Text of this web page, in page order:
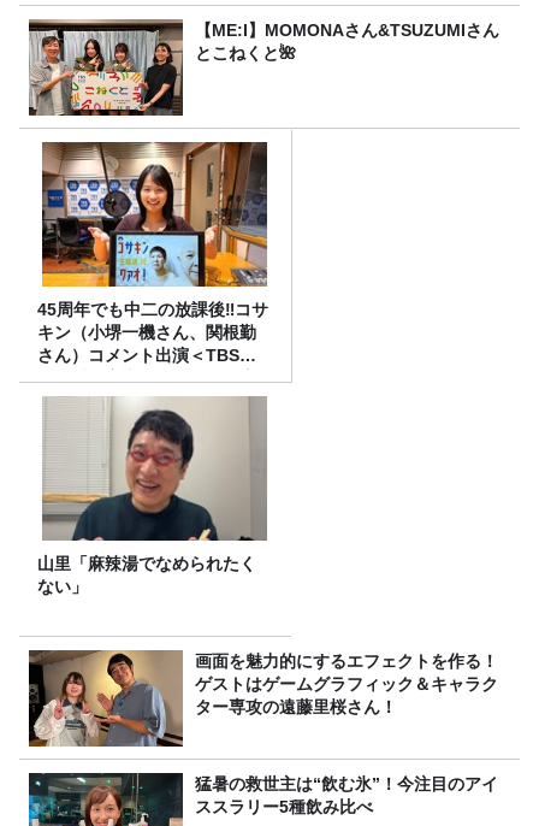
【ME:I】MOMONAさん&TSUZUMIさん
とこねくと🌺
45周年でも中二の放課後‼コサ
キン（小堺一機さん、関根勤
さん）コメント出演＜TBSラ
ジオ番組審議会からのご報告
＞
山里「麻辣湯でなめられたく
ない」
画面を魅力的にするエフェクトを作る！
ゲストはゲームグラフィック＆キャラク
ター専攻の遠藤里桜さん！
猛暑の救世主は“飲む氷”！今注目のアイ
ススラリー5種飲み比べ